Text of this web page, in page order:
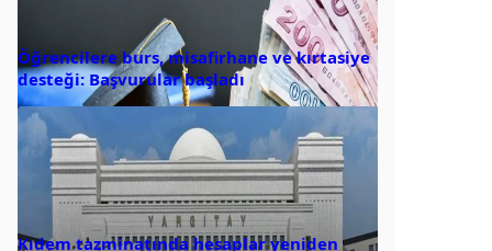
Öğrencilere burs, misafirhane ve kırtasiye
desteği: Başvurular başladı
Kıdem tazminatında hesaplar yeniden